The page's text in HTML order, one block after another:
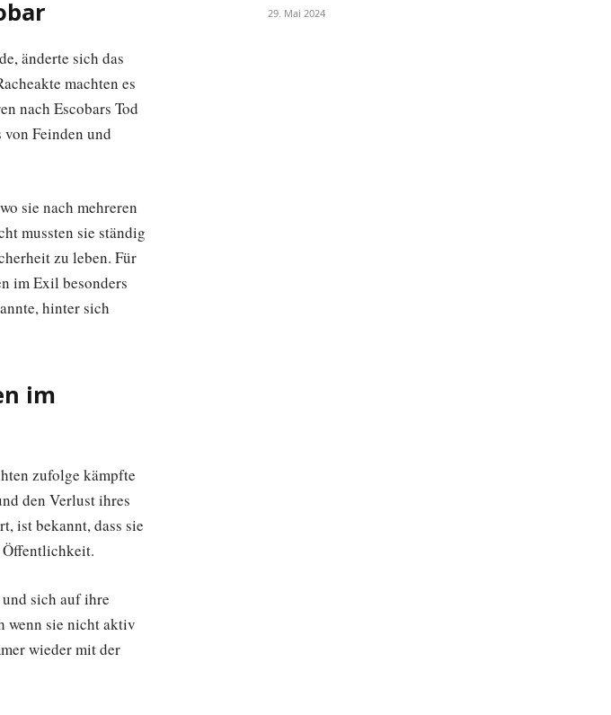
änderte sich das
machten es
nach Escobars Tod
Feinden und
sie nach mehreren
mussten sie ständig
zu leben. Für
im Exil besonders
hinter sich
im
zufolge kämpfte
den Verlust ihres
ist bekannt, dass sie
Öffentlichkeit.
sich auf ihre
wenn sie nicht aktiv
wieder mit der
29. Mai 2024